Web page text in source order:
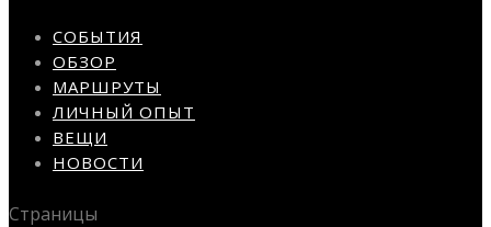
СОБЫТИЯ
ОБЗОР
МАРШРУТЫ
ЛИЧНЫЙ ОПЫТ
ВЕЩИ
НОВОСТИ
Страницы